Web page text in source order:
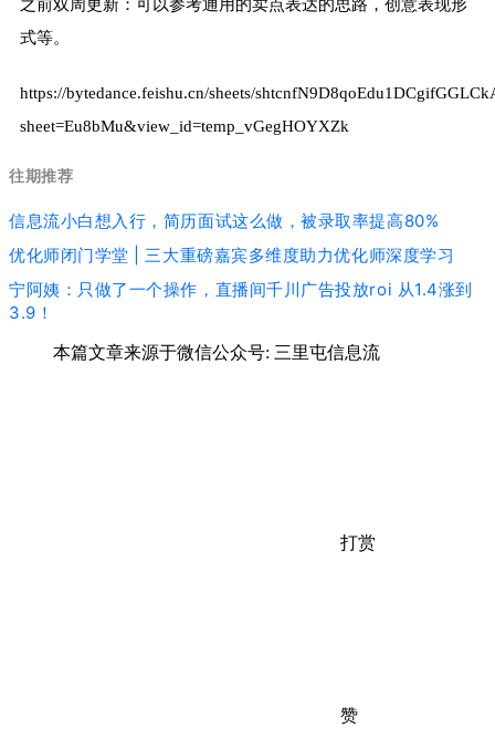
之前双周更新：可以参考通用的卖点表达的思路，创意表现形
式等。
https://bytedance.feishu.cn/sheets/
sheet=Eu8bMu&view_id=temp_vGegHOYXZk
往期推荐
信息流小白想入行，简历面试这么做，被录取率提高80%
优化师闭门学堂 | 三大重磅嘉宾多维度助力优化师深度学习
宁阿姨：只做了一个操作，直播间千川广告投放roi 从1.4涨到
3.9！
本篇文章来源于微信公众号: 三里屯信息流
打赏
赞